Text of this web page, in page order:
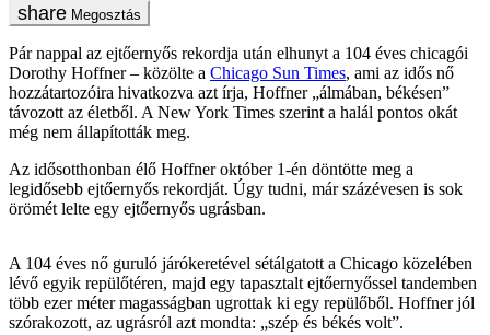
Megosztás
Pár nappal az ejtőernyős rekordja után elhunyt a 104 éves chicagói
Dorothy Hoffner – közölte a Chicago Sun Times, ami az idős nő
hozzátartozóira hivatkozva azt írja, Hoffner „álmában, békésen”
távozott az életből. A New York Times szerint a halál pontos okát
még nem állapították meg.
Az idősotthonban élő Hoffner október 1-én döntötte meg a
legidősebb ejtőernyős rekordját. Úgy tudni, már százévesen is sok
örömét lelte egy ejtőernyős ugrásban.
A 104 éves nő guruló járókeretével sétálgatott a Chicago közelében
lévő egyik repülőtéren, majd egy tapasztalt ejtőernyőssel tandemben
több ezer méter magasságban ugrottak ki egy repülőből. Hoffner jól
szórakozott, az ugrásról azt mondta: „szép és békés volt”.